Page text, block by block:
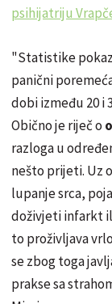
psihijatriju
"Statistike
panični
dobi između 20 i
Obično je riječ o
razloga u
nešto prijeti. Uz
lupanje srca,
doživjeti infarkt
to proživljava
se zbog toga
prakse sa